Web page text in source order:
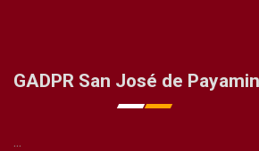
GADPR San José de
...